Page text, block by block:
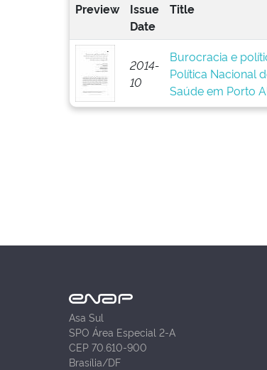
Preview
Issue
Date
Title
2014-
10
Burocracia e
Política Nacional
Saúde em Porto
Asa Sul
SPO Área Especial 2-A
CEP 70.610-900
Brasília/DF